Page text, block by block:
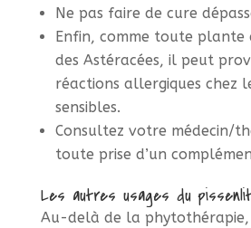
Ne pas faire de cure
Enfin, comme toute
des Astéracées, il peut
réactions allergiques chez
sensibles.
Consultez votre médecin/
toute prise d’un
Les autres usages du
Au-delà de la